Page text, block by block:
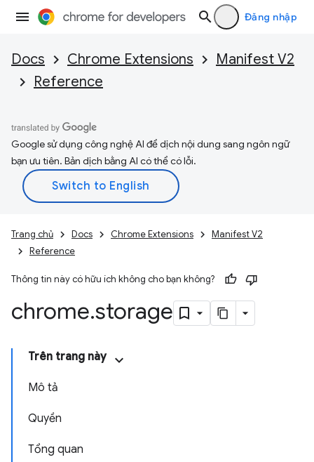
Đăng nhập
Docs Chrome Extensions
Manifest V2
Reference
Google sử dụng công nghệ AI để dịch nội dung sang ngôn ngữ
bạn ưu tiên. Bản dịch bằng AI có thể có lỗi.
Trang chủ Docs Chrome Extensions
Manifest V2
Reference
Thông tin này có hữu ích không cho bạn không?
chrome.storage
Trên trang này
Mô tả
Quyền
Tổng quan